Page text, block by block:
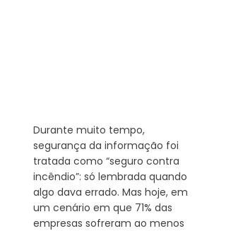
Durante muito tempo,
segurança da informação foi
tratada como “seguro contra
incêndio”: só lembrada quando
algo dava errado. Mas hoje, em
um cenário em que 71% das
empresas sofreram ao menos